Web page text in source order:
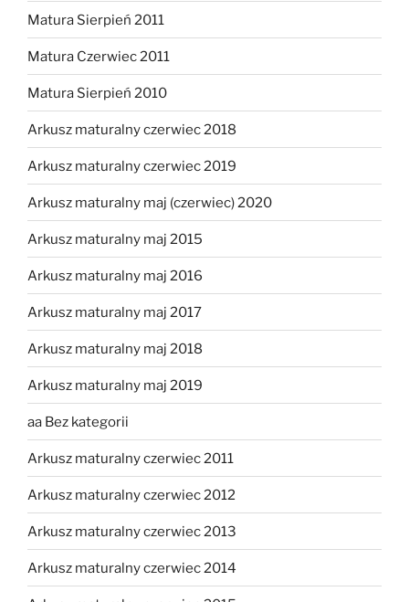
Matura Sierpień 2011
Matura Czerwiec 2011
Matura Sierpień 2010
Arkusz maturalny czerwiec 2018
Arkusz maturalny czerwiec 2019
Arkusz maturalny maj (czerwiec) 2020
Arkusz maturalny maj 2015
Arkusz maturalny maj 2016
Arkusz maturalny maj 2017
Arkusz maturalny maj 2018
Arkusz maturalny maj 2019
aa Bez kategorii
Arkusz maturalny czerwiec 2011
Arkusz maturalny czerwiec 2012
Arkusz maturalny czerwiec 2013
Arkusz maturalny czerwiec 2014